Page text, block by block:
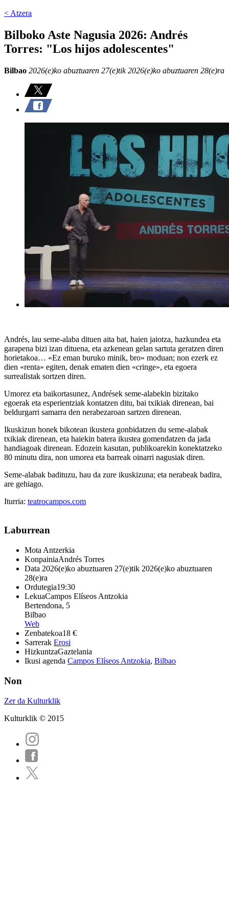
< Atzera
Bilboko Aste Nagusia 2026: Andrés
Torres: "Los hijos adolescentes"
Bilbao 2026(e)ko abuztuaren 27(e)tik 2026(e)ko abuztuaren 28(e)ra
Andrés, lau seme-alaba dituen aita bat, haien jaiotza, hazkundea eta
garapena bizi izan dituena, eta azkenean gelan sartuta geratzen diren
horietakoa… «Ez eman buruko minik, bro» moduan; non ezerk ez
dien «renta» egiten, denak ematen dien «cringe», eta egoera
surrealistak sortzen diren.
Umorez eta baikortasunez, Andrések seme-alabekin bizitako
egoerak eta esperientziak kontatzen ditu, bai txikiak direnean, bai
beldurgarri samarra den nerabezaroan sartzen direnean.
Ikuskizun honek bikotean ikustera gonbidatzen du seme-alabak
txikiak direnean, eta haiekin batera ikustea gomendatzen da jada
handiagoak direnean. Edozein kasutan, publikoarekin konektatzeko
80 minutu dira, non umorea eta barreak oinarri nagusiak diren.
Seme-alabak badituzu, hau da zure ikuskizuna; eta nerabeak badira,
are gehiago.
Iturria: teatrocampos.com
Laburrean
Mota Antzerkia
KonpainiaAndrés Torres
Data 2026(e)ko abuztuaren 27(e)tik 2026(e)ko abuztuaren
28(e)ra
Ordutegia19:30
LekuaCampos Elíseos Antzokia
Bertendona, 5
Bilbao
Web
Zenbatekoa18 €
Sarrerak Erosi
HizkuntzaGaztelania
Ikusi agenda Campos Elíseos Antzokia, Bilbao
Non
Zer da Kulturklik
Kulturklik © 2015